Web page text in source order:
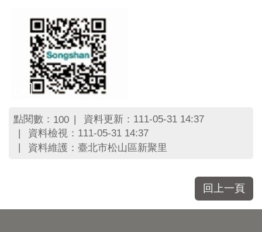
點閱數： 100
資料更新：111-05-31 14:37
資料檢視：111-05-31 14:37
資料維護：臺北市松山區新聚里
回上一頁